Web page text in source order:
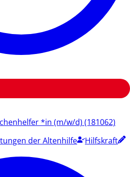
*in (m/w/d) (181062)
der Altenhilfe
Hilfskraft